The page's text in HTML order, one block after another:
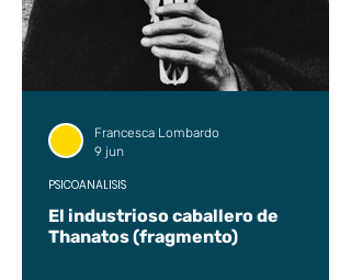
El industrioso caballero de
Thanatos (fragmento)
PSICOANÁLISIS
Francesca Lombardo
9 jun